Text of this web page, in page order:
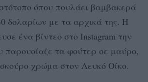
όπου πουλάει βαμβακερά
δολαρίων με τα αρχικά της. Η
ένα βίντεο στο Instagram την
παρουσίαζε τα φούτερ σε μαύρο,
χρώμα στον Λευκό Οίκο.